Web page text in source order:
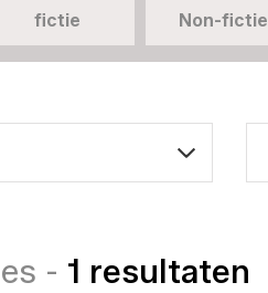
fictie Non-fictie
- 1 resultaten